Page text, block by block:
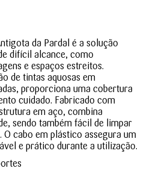
da Pardal é a solução
difícil alcance, como
e espaços estreitos.
de tintas aquosas em
proporciona uma cobertura
cuidado. Fabricado com
em aço, combina
sendo também fácil de limpar
O cabo em plástico assegura um
e prático durante a utilização.